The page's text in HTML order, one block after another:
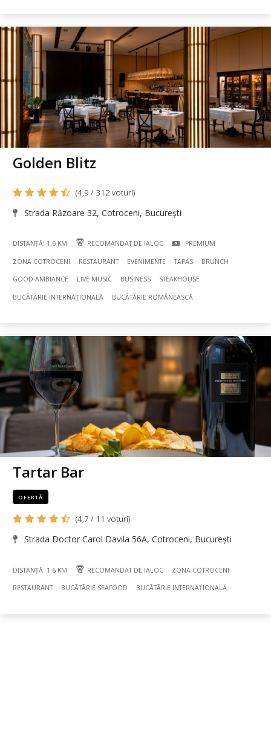
Golden Blitz
(4,9 / 312 voturi)
Strada Răzoare 32, Cotroceni, București
DISTANȚĂ: 1.6 KM RECOMANDAT DE IALOC PREMIUM
ZONA COTROCENI RESTAURANT EVENIMENTE TAPAS BRUNCH
GOOD AMBIANCE LIVE MUSIC BUSINESS STEAKHOUSE
BUCÃTÃRIE INTERNAȚIONALĂ BUCÃTÃRIE ROMÂNEASCĂ
Tartar Bar
OFERTĂ
(4,7 / 11 voturi)
Strada Doctor Carol Davila 56A, Cotroceni, București
DISTANȚĂ: 1.6 KM RECOMANDAT DE IALOC ZONA COTROCENI
RESTAURANT BUCÃTÃRIE SEAFOOD BUCÃTÃRIE INTERNAȚIONALĂ